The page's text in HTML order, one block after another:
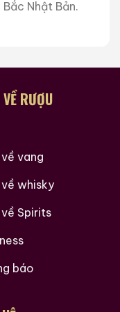
Nhật Bản.
RƯỢU
vang
về whisky
về Spirits
báo